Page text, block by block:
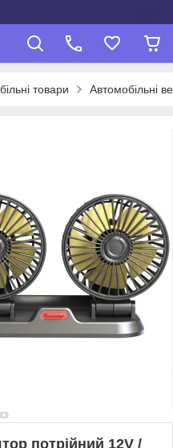
товари Автомобільні
потрійний 12V /